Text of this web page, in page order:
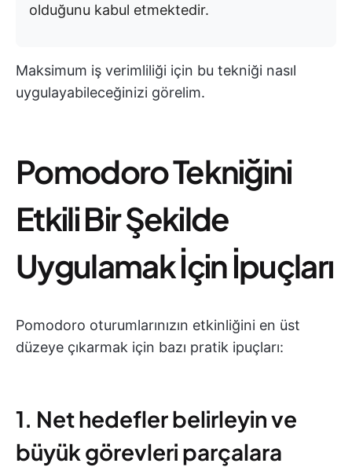
olduğunu kabul etmektedir.
Maksimum iş verimliliği için bu tekniği nasıl
uygulayabileceğinizi görelim.
Pomodoro Tekniğini
Etkili Bir Şekilde
Uygulamak İçin İpuçları
Pomodoro oturumlarınızın etkinliğini en üst
düzeye çıkarmak için bazı pratik ipuçları:
1. Net hedefler belirleyin ve
büyük görevleri parçalara